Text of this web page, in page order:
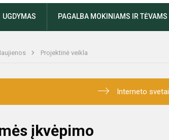
UGDYMAS PAGALBA MOKINIAMS IR TĖVAMS
Projektinė veikla
Interneto
įkvėpimo